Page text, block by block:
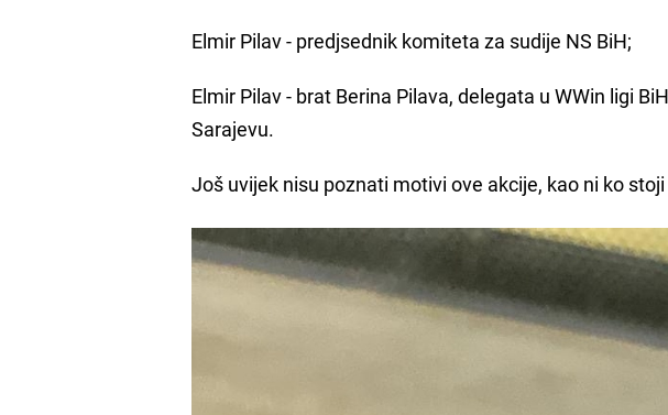
Elmir Pilav - predjsednik komiteta za sudije NS BiH;
Elmir Pilav - brat Berina Pilava, delegata u WWin ligi
Sarajevu.
Još uvijek nisu poznati motivi ove akcije, kao ni ko